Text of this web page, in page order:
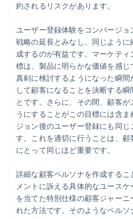
約されるリスクがあります。
ユーザー登録体験をコンバージ
戦略の延長とみなし、同じよう
成するのが有益です。マーケティ
標は、製品に明らかな価値を感
真剣に検討するようになった瞬
して顧客になることを決断する
とです。さらに、その間、顧客が
うにすることがこの目標には含
ジョン後のユーザー登録にも同じ
す。これを適切に行うことは、
にとって同じほど重要です。
詳細な顧客ペルソナを作成する
メントに訴える具体的なユース
を当てた特別仕様の顧客ジャー
れた方法です。そのようなペルソ